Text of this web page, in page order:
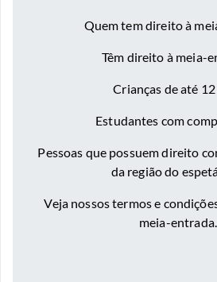
Quem tem direito à
Têm direito à meia-
Crianças de até
Estudantes com
Pessoas que possuem direito
da região do
Veja nossos termos e
meia-entrada.